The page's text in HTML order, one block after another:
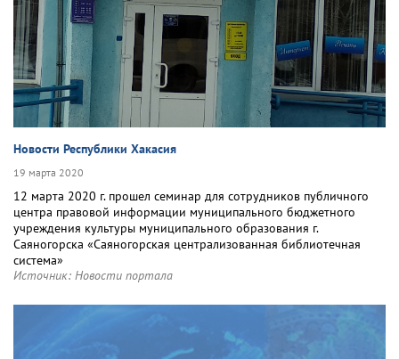
Новости Республики Хакасия
19 марта 2020
12 марта 2020 г. прошел семинар для сотрудников публичного
центра правовой информации муниципального бюджетного
учреждения культуры муниципального образования г.
Саяногорска «Саяногорская централизованная библиотечная
система»
Источник: Новости портала